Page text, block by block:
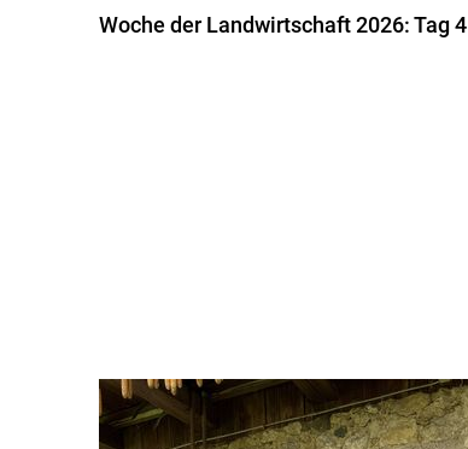
Woche der Landwirtschaft 2026: Tag 4